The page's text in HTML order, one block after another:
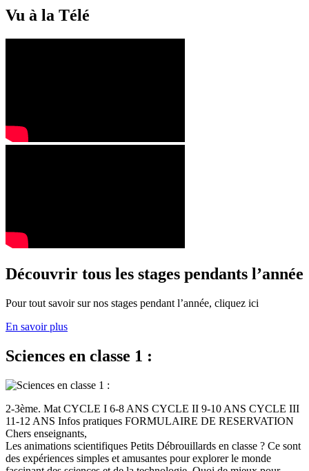
Vu à la Télé
Découvrir tous les stages pendants l’année
Pour tout savoir sur nos stages pendant l’année, cliquez ici
En savoir plus
Sciences en classe 1 :
2-3ème. Mat CYCLE I 6-8 ANS CYCLE II 9-10 ANS CYCLE III
11-12 ANS Infos pratiques FORMULAIRE DE RESERVATION
Chers enseignants,
Les animations scientifiques Petits Débrouillards en classe ? Ce sont
des expériences simples et amusantes pour explorer le monde